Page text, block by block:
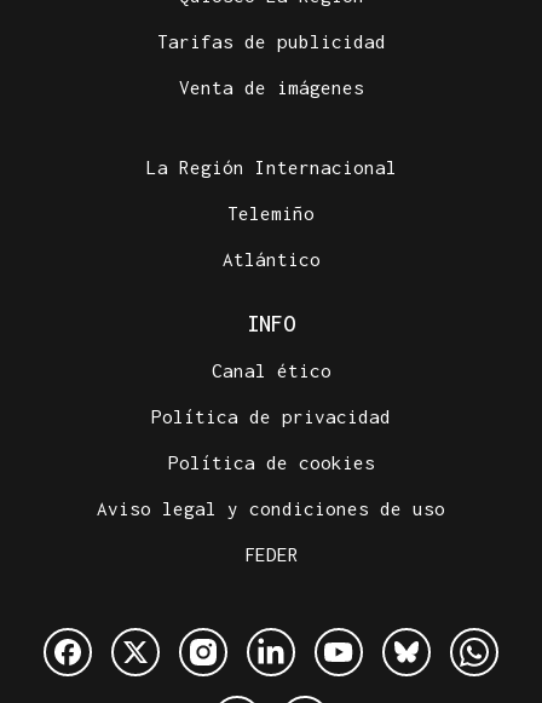
Tarifas de publicidad
Venta de imágenes
La Región Internacional
Telemiño
Atlántico
INFO
Canal ético
Política de privacidad
Política de cookies
Aviso legal y condiciones de uso
FEDER